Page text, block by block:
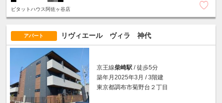
ピタットハウス阿佐ヶ谷店
アパート リヴィエール ヴィラ 神代
京王線柴崎駅 / 徒歩5分
築年月2025年3月 / 3階建
東京都調布市菊野台２丁目